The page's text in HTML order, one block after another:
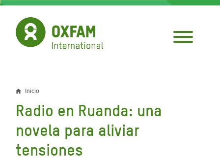
Pasar
contenido
principal
Sobrescribir
enlaces
de
ayuda
Inicio
Radio en Ruanda: una
novela para aliviar
tensiones